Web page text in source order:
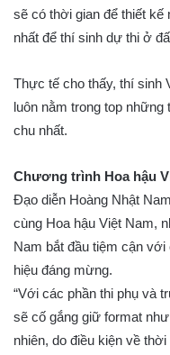
sẽ có thời gian để thiết kế
nhất để thí sinh dự thi ở
Thực tế cho thấy, thí sinh
luôn nằm trong top những
chu nhất.
Chương trình Hoa hậu
Đạo diễn Hoàng Nhật
cùng Hoa hậu Việt Nam,
Nam bắt đầu tiệm cận
hiệu đáng mừng.
“Với các phần thi phụ và
sẽ cố gắng giữ format
nhiên, do điều kiện về